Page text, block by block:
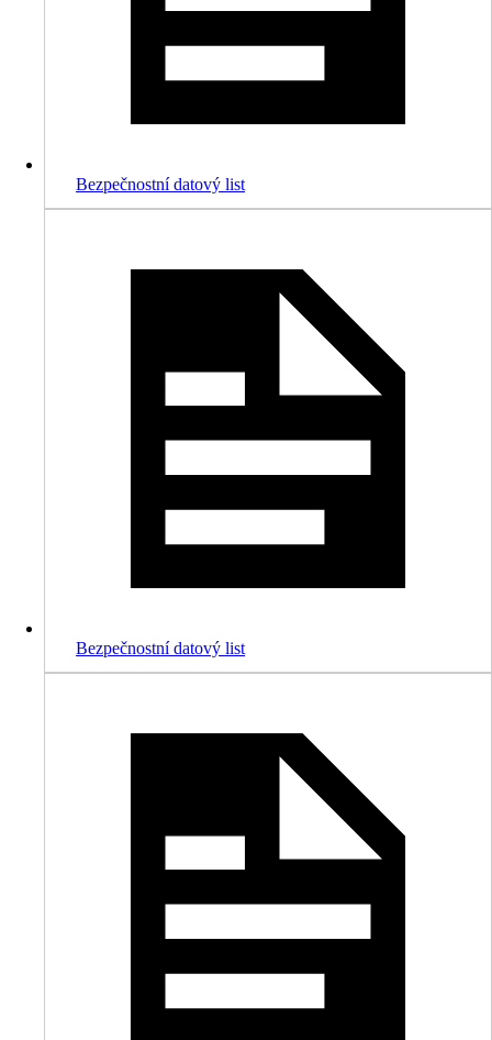
Bezpečnostní datový list
Bezpečnostní datový list